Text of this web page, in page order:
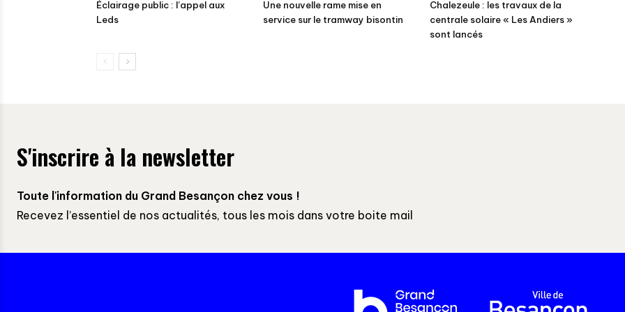
Éclairage public : l’appel aux
Leds
Une nouvelle rame mise en
service sur le tramway bisontin
Chalezeule : les travaux de la
centrale solaire « Les Andiers »
sont lancés
S'inscrire à la newsletter
Toute l'information du Grand Besançon chez vous !
Recevez l’essentiel de nos actualités, tous les mois dans votre boite mail